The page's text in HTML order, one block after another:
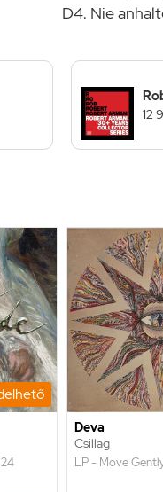
D4. Nie
12
Deva
Csillag
LP - Move